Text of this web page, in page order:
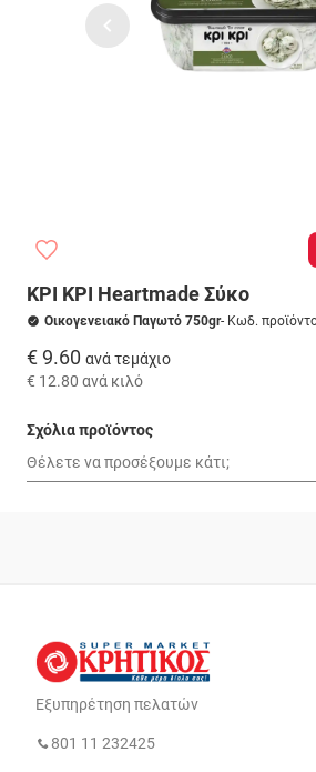
ΚΡΙ ΚΡΙ Heartmade Σύκο
Οικογενειακό Παγωτό 750gr- Κωδ.
€ 9.60 ανά τεμάχιο
€ 12.80 ανά κιλό
Σχόλια προϊόντος
Εξυπηρέτηση πελατών
801 11 232425